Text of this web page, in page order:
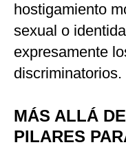
hostigamiento
sexual o
expresamente
discriminatorios.
MÁS ALLÁ
PILARES